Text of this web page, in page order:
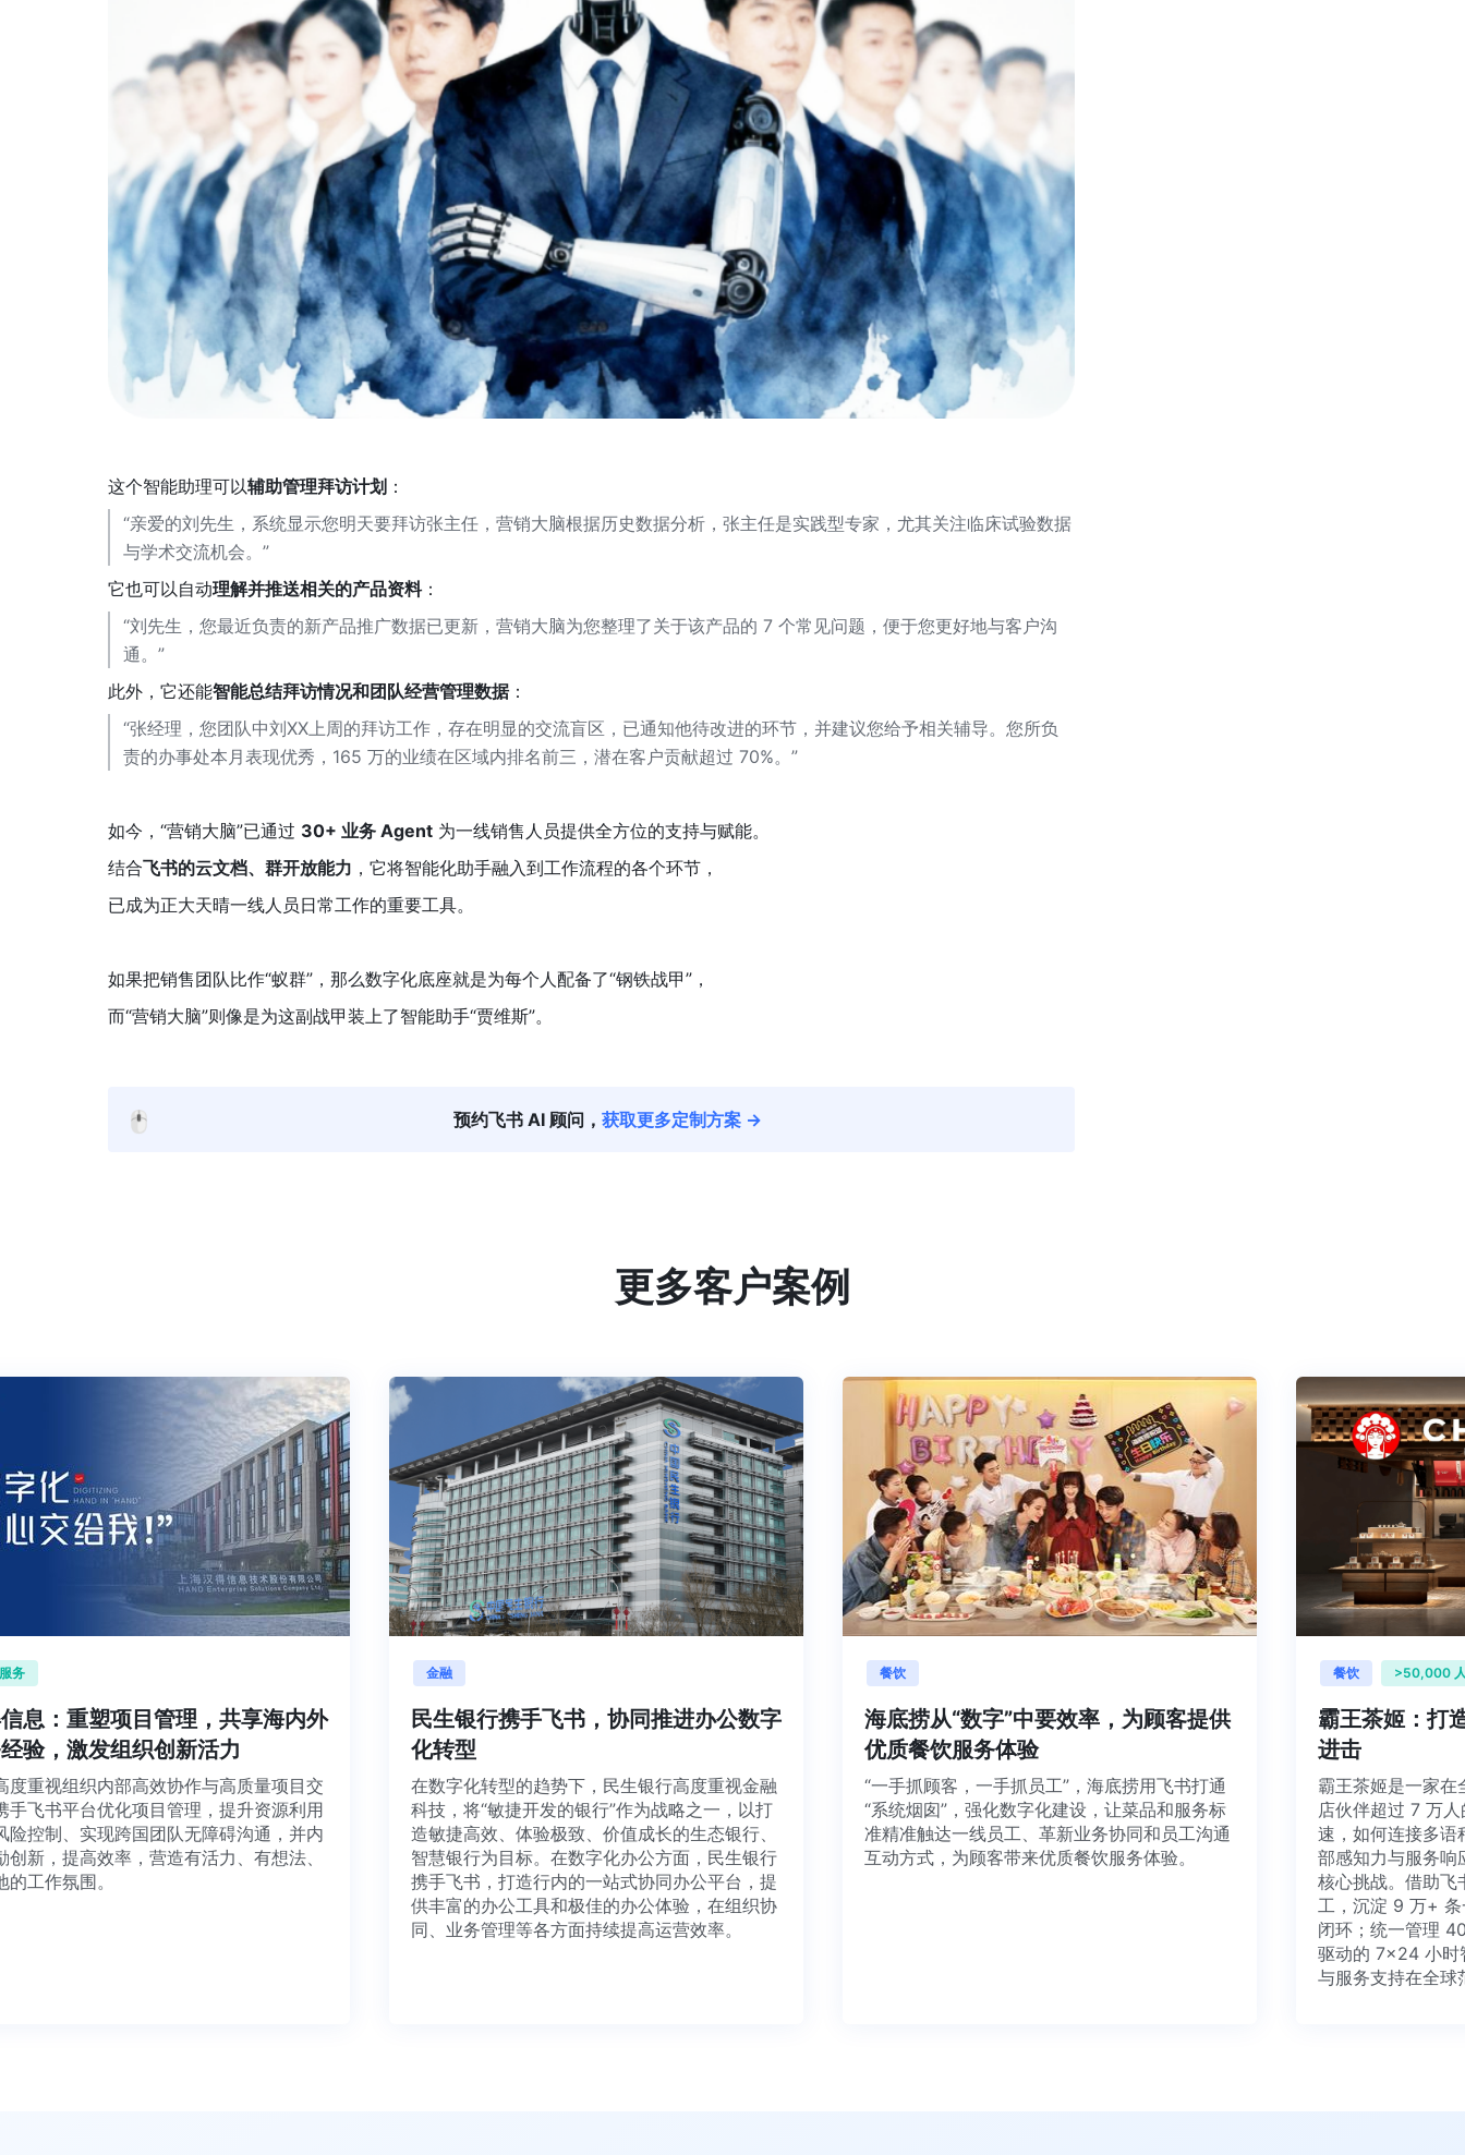
这个智能助理可以辅助管理拜访计划 ：
“亲爱的刘先生，系统显示您明天要拜访张主任，营销大脑根据历史数据分析，张主任是实践型专家，尤其关注临床试验数据
与学术交流机会。”
它也可以自动理解并推送相关的产品资料：
“刘先生，您最近负责的新产品推广数据已更新，营销大脑为您整理了关于该产品的 7 个常见问题，便于您更好地与客户沟
通。”
此外，它还能智能总结拜访情况和团队经营管理数据：
“张经理，您团队中刘XX上周的拜访工作，存在明显的交流盲区，已通知他待改进的环节，并建议您给予相关辅导。您所负
责的办事处本月表现优秀，165 万的业绩在区域内排名前三，潜在客户贡献超过 70%。”
如今，“营销大脑”已通过 30+ 业务 Agent 为一线销售人员提供全方位的支持与赋能。
结合飞书的云文档、群开放能力 ，它将智能化助手融入到工作流程的各个环节，
已成为正大天晴一线人员日常工作的重要工具。
如果把销售团队比作“蚁群”，那么数字化底座就是为每个人配备了“钢铁战甲”，
而“营销大脑”则像是为这副战甲装上了智能助手“贾维斯”。
🖱️ 预约飞书 AI 顾问， 获取更多定制方案 →
更多客户案例
企业服务
汉得信息：重塑项目管理，共享海内外
业务经验，激发组织创新活力
汉得高度重视组织内部高效协作与高质量项目交
付。携手飞书平台优化项目管理，提升资源利用
率和风险控制、实现跨国团队无障碍沟通，并内
部鼓励创新，提高效率，营造有活力、有想法、
能落地的工作氛围。
民生银行携手飞书，协同推进办公数字
化转型
在数字化转型的趋势下，民生银行高度重视金融
科技，将“敏捷开发的银行”作为战略之一，以打
造敏捷高效、体验极致、价值成长的生态银行、
智慧银行为目标。在数字化办公方面，民生银行
携手飞书，打造行内的一站式协同办公平台，提
供丰富的办公工具和极佳的办公体验，在组织协
同、业务管理等各方面持续提高运营效率。
海底捞从“数字”中要效率，为顾客提供
优质餐饮服务体验
“一手抓顾客，一手抓员工”，海底捞用飞书打通
“系统烟囱”，强化数字化建设，让菜品和服务标
准精准触达一线员工、革新业务协同和员工沟通
互动方式，为顾客带来优质餐饮服务体验。
餐饮
霸王茶姬
进击
霸王茶姬是
店伙伴超过
速，如何连
部感知力与
核心挑战。
工，沉淀 9
闭环；统一
驱动的 7×24
与服务支持